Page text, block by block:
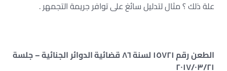
علة ذلك ؟ مثال لتدليل سائغ على توافر جريمة التجمهر .
الطعن رقم ١٥٧٢١ لسنة ٨٦ قضائية الدوائر الجنائية – جلسة
٢٠١٧/٠٣/٢١